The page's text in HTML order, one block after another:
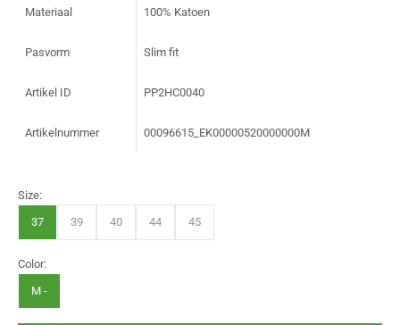
Materiaal 100% Katoen
Pasvorm Slim fit
Artikel ID PP2HC0040
Artikelnummer 00096615_EK00000520000000M
Size:
37 39 40 44 45
Color:
M -